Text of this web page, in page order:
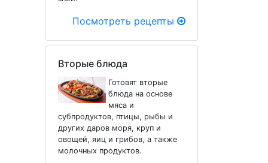
Посмотреть рецепты
Вторые блюда
Готовят вторые
блюда на основе
мяса и
субпродуктов, птицы, рыбы и
других даров моря, круп и
овощей, яиц и грибов, а также
молочных продуктов.